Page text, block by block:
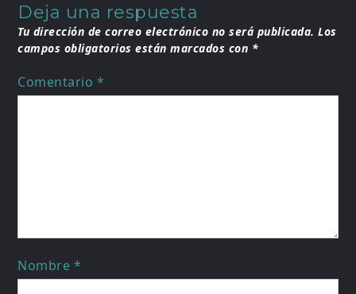
Deja una respuesta
Tu dirección de correo electrónico no será publicada. Los
campos obligatorios están marcados con *
Comentario *
Nombre *